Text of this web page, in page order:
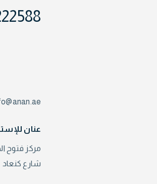
عنان
مركز فتوح الخير – برج
شارع كنعاد –